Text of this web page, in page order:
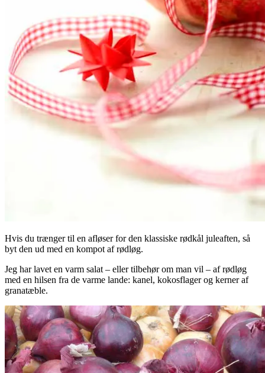
Hvis du trænger til en afløser for den klassiske rødkål juleaften, så
byt den ud med en kompot af rødløg.
Jeg har lavet en varm salat – eller tilbehør om man vil – af rødløg
med en hilsen fra de varme lande: kanel, kokosflager og kerner af
granatæble.